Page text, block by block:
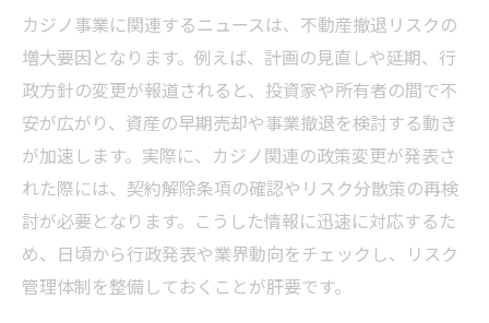
カジノ事業に関連するニュースは、不動産撤退リスクの
増大要因となります。例えば、計画の見直しや延期、行
政方針の変更が報道されると、投資家や所有者の間で不
安が広がり、資産の早期売却や事業撤退を検討する動き
が加速します。実際に、カジノ関連の政策変更が発表さ
れた際には、契約解除条項の確認やリスク分散策の再検
討が必要となります。こうした情報に迅速に対応するた
め、日頃から行政発表や業界動向をチェックし、リスク
管理体制を整備しておくことが肝要です。